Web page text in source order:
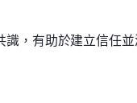
，有助於建立信任